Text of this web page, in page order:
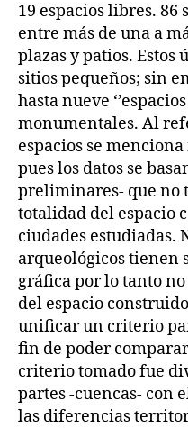
19 espacios libres.
entre más de una a
plazas y patios. Estos
sitios pequeños; sin
hasta nueve
monumentales. Al
espacios se
pues los datos se
preliminares- que no
totalidad del espacio
ciudades estudiadas.
arqueológicos
gráfica por lo tanto
del espacio
unificar un criterio
fin de poder
criterio tomado fue
partes -cuencas- con
las diferencias